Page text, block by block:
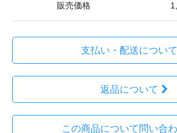
販売価格
支払い・配送について
返品について
この商品について問い合